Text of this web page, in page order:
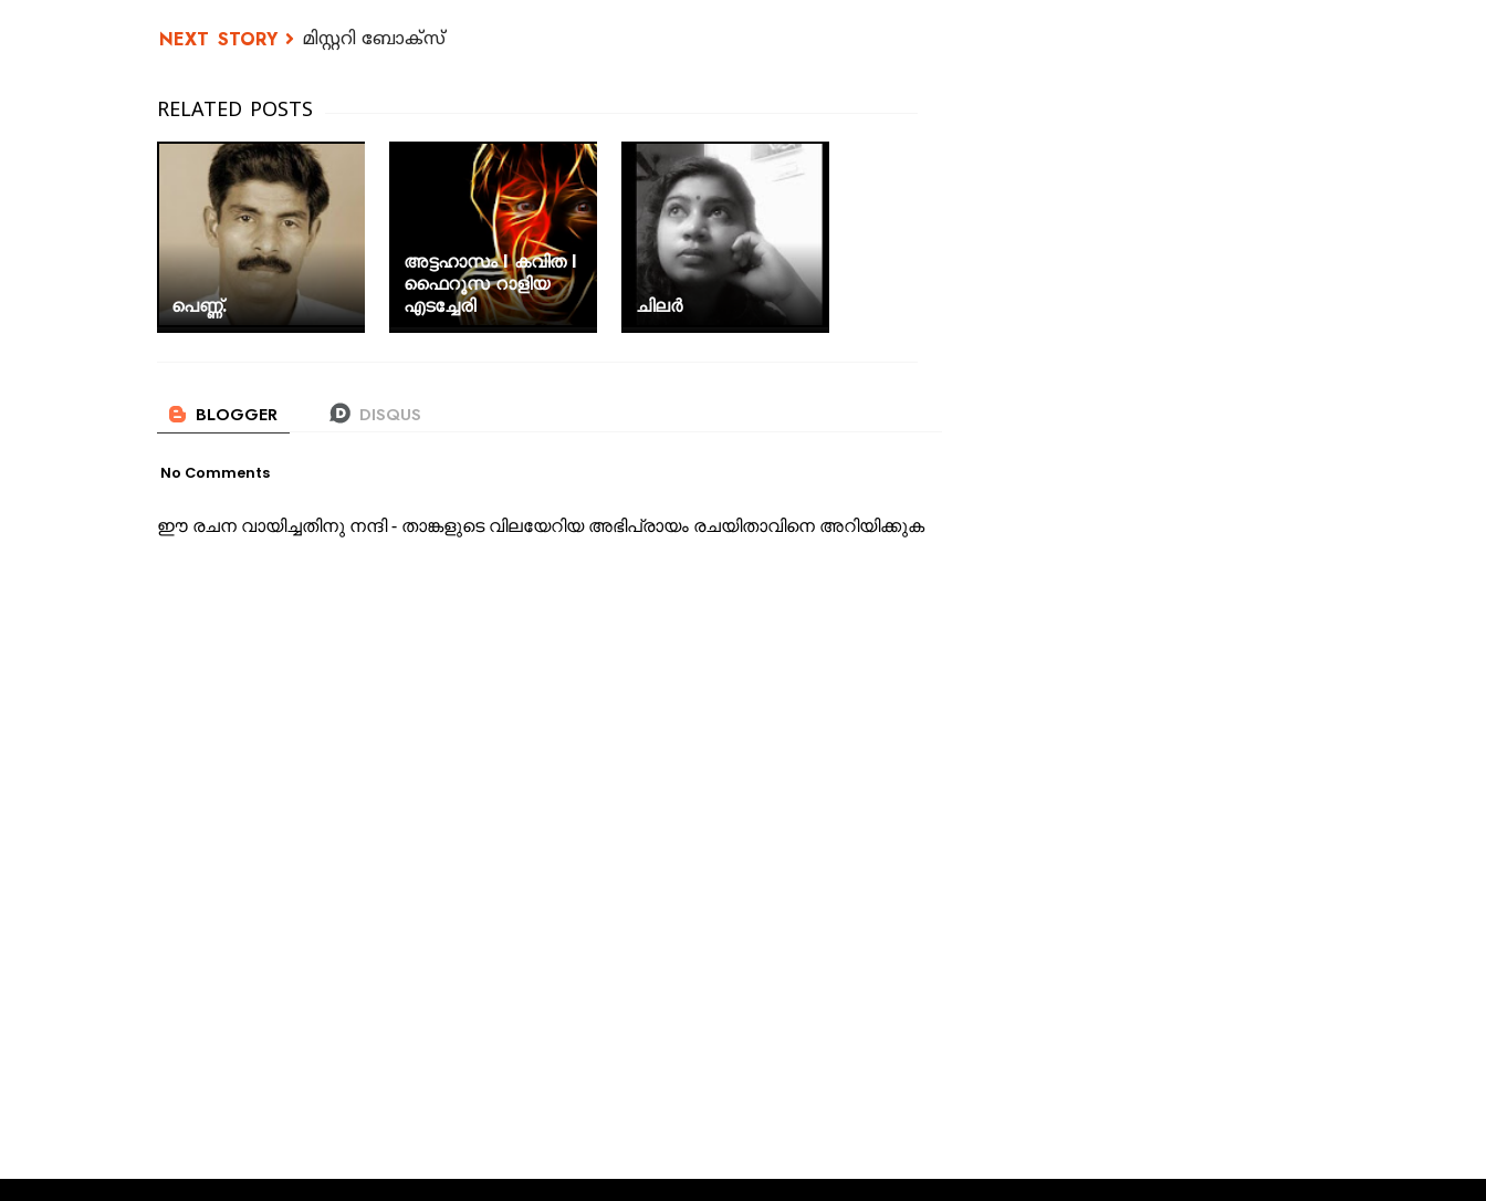
മിസ്റ്ററി ബോക്സ്
പെണ്ണ്.
അട്ടഹാസം I കവിത I
ഫൈറൂസ റാളിയ
എടച്ചേരി
ചിലർ
No Comments
ഈ രചന വായിച്ചതിനു നന്ദി - താങ്കളുടെ വിലയേറിയ അഭിപ്രായം രചയിതാവിനെ അറിയിക്കുക